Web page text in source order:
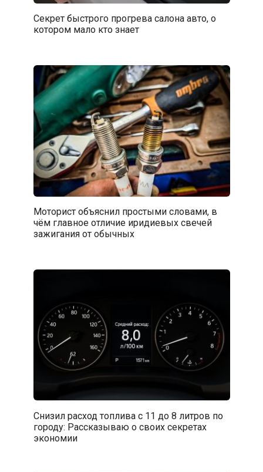
Секрет быстрого прогрева салона авто, о
котором мало кто знает
Моторист объяснил простыми словами, в
чём главное отличие иридиевых свечей
зажигания от обычных
Снизил расход топлива с 11 до 8 литров по
городу: Рассказываю о своих секретах
экономии